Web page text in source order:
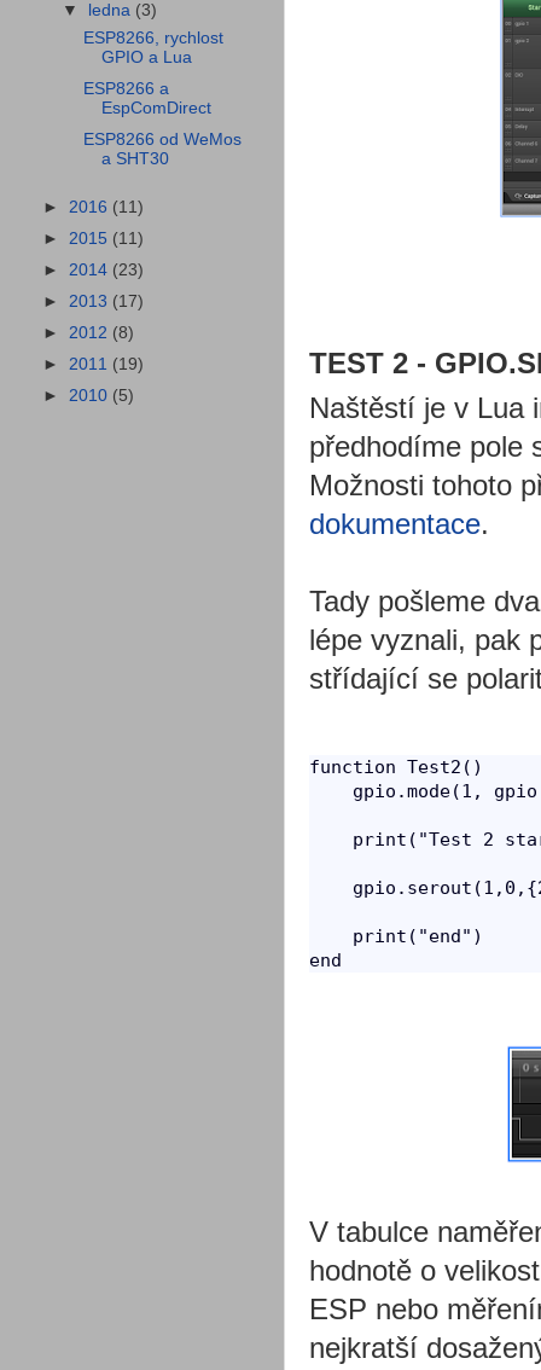
TEST 2 -
Naštěstí je v Lua
předhodíme pole
Možnosti tohoto
dokumentace.
Tady pošleme
lépe vyznali, pak
střídající se
function Test2()
gpio.mode(1,
print("Test 2
print("end")
V tabulce
hodnotě o
ESP nebo
nejkratší
▼
ledna (3)
ESP8266, rychlost
GPIO a Lua
ESP8266 a
EspComDirect
ESP8266 od WeMos
a SHT30
► 2016 (11)
► 2015 (11)
► 2014 (23)
► 2013 (17)
► 2012 (8)
► 2011 (19)
► 2010 (5)